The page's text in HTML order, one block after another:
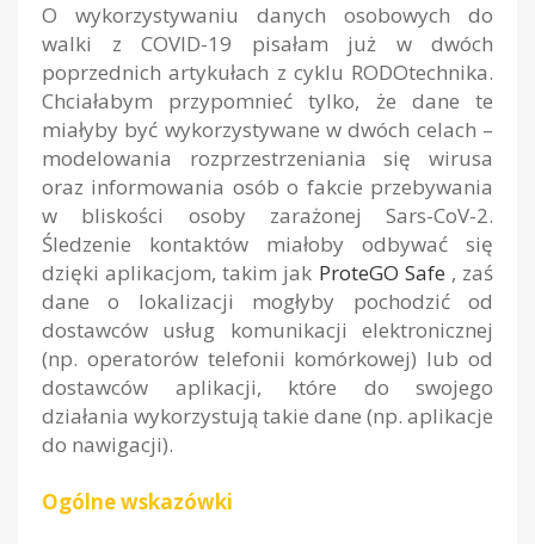
O wykorzystywaniu danych osobowych do
walki z COVID-19 pisałam już w dwóch
poprzednich artykułach z cyklu RODOtechnika.
Chciałabym przypomnieć tylko, że dane te
miałyby być wykorzystywane w dwóch celach –
modelowania rozprzestrzeniania się wirusa
oraz informowania osób o fakcie przebywania
w bliskości osoby zarażonej Sars-CoV-2.
Śledzenie kontaktów miałoby odbywać się
dzięki aplikacjom, takim jak ProteGO Safe , zaś
dane o lokalizacji mogłyby pochodzić od
dostawców usług komunikacji elektronicznej
(np. operatorów telefonii komórkowej) lub od
dostawców aplikacji, które do swojego
działania wykorzystują takie dane (np. aplikacje
do nawigacji).
Ogólne wskazówki